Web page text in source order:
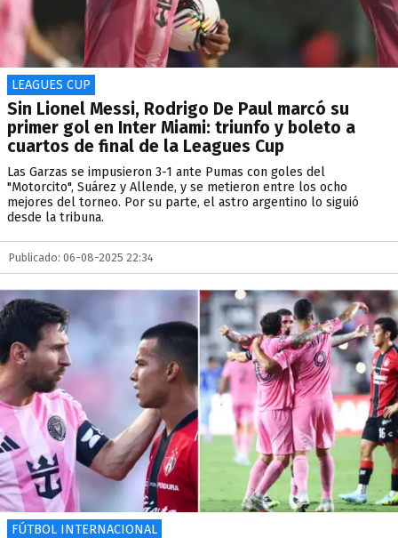
LEAGUES CUP
Sin Lionel Messi, Rodrigo De Paul marcó su
primer gol en Inter Miami: triunfo y boleto a
cuartos de final de la Leagues Cup
Las Garzas se impusieron 3-1 ante Pumas con goles del
"Motorcito", Suárez y Allende, y se metieron entre los ocho
mejores del torneo. Por su parte, el astro argentino lo siguió
desde la tribuna.
Publicado: 06-08-2025 22:34
FÚTBOL INTERNACIONAL